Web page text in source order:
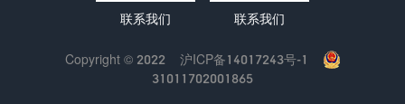
联系我们 联系我们
Copyright © 2022
沪ICP备14017243号-1
31011702001865